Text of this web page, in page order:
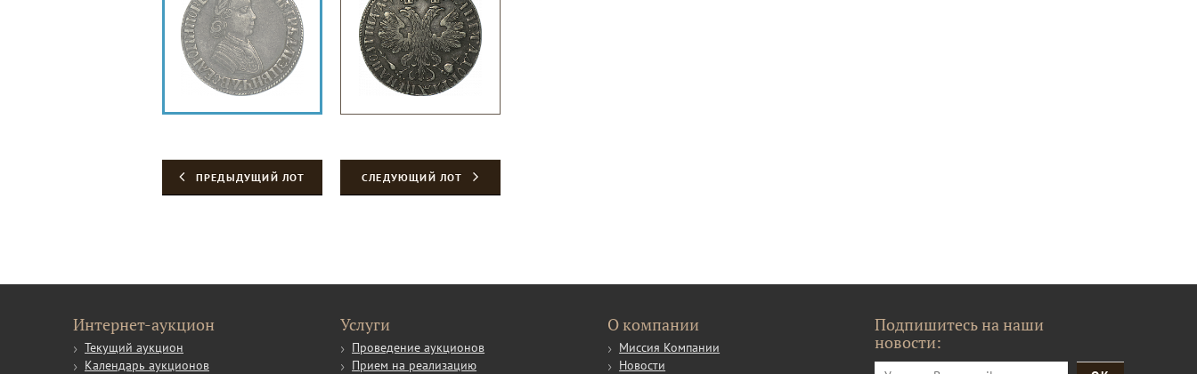
ПРЕДЫДУЩИЙ ЛОТ СЛЕДУЮЩИЙ ЛОТ
Интернет-аукцион
Текущий аукцион
Календарь аукционов
Услуги
Проведение аукционов
Прием на реализацию
О компании
Миссия Компании
Новости
Подпишитесь на наши
новости: